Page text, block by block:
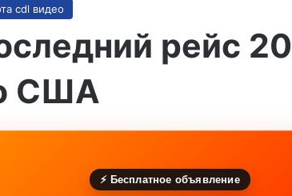
cdl видео
рейс
США
⚡ Бесплатное объявление